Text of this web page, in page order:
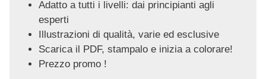
Adatto a tutti i livelli: dai principianti agli
esperti
Illustrazioni di qualità, varie ed esclusive
Scarica il PDF, stampalo e inizia a colorare!
Prezzo promo !